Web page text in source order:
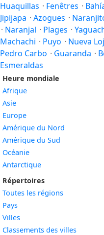
Huaquillas · Fenêtres ·
Jipijapa · Azogues ·
· Naranjal · Plages ·
Machachi · Puyo · Nueva
Pedro Carbo · Guaranda ·
Esmeraldas
Heure mondiale
Afrique
Asie
Europe
Amérique du Nord
Amérique du Sud
Océanie
Antarctique
Répertoires
Toutes les régions
Pays
Villes
Classements des villes